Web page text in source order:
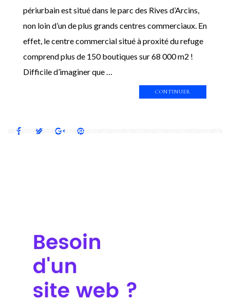
périurbain est situé dans le parc des Rives d’Arcins,
non loin d’un de plus grands centres commerciaux. En
effet, le centre commercial situé à proxité du refuge
comprend plus de 150 boutiques sur 68 000 m2 !
Difficile d’imaginer que …
CONTINUER